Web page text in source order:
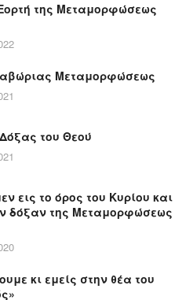
της Μεταμορφώσεως
Μεταμορφώσεως
του Θεού
εις το όρος του Κυρίου και
δόξαν της Μεταμορφώσεως
κι εμείς στην θέα του